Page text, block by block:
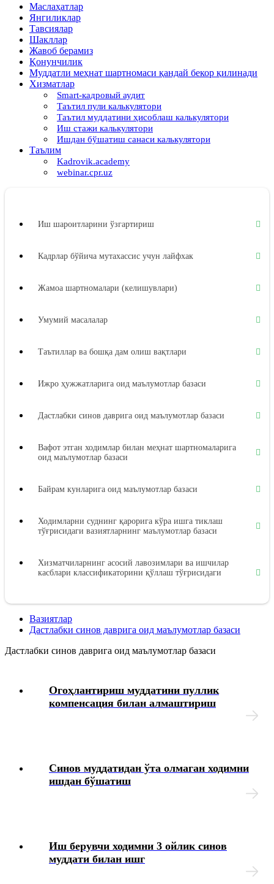
Маслаҳатлар
Янгиликлар
Тавсиялар
Шакллар
Жавоб берамиз
Қонунчилик
Муддатли меҳнат шартномаси қандай бекор қилинади
Хизматлар
Smart-кадровый аудит
Таътил пули калькулятори
Таътил муддатини ҳисоблаш калькулятори
Иш стажи калькулятори
Ишдан бўшатиш санаси калькулятори
Таълим
Kadrovik.academy
webinar.cpr.uz
Иш шароитларини ўзгартириш
Кадрлар бўйича мутахассис учун лайфхак
Жамоа шартномалари (келишувлари)
Умумий масалалар
Таътиллар ва бошқа дам олиш вақтлари
Ижро ҳужжатларига оид маълумотлар базаси
Дастлабки синов даврига оид маълумотлар базаси
Вафот этган ходимлар билан меҳнат шартномаларига
оид маълумотлар базаси
Байрам кунларига оид маълумотлар базаси
Ходимларни суднинг қарорига кўра ишга тиклаш
тўғрисидаги вазиятларнинг маълумотлар базаси
Хизматчиларнинг асосий лавозимлари ва ишчилар
касблари классификаторини қўллаш тўғрисидаги
тўғрисидаги вазиятларнинг маълумотлар базаси
Иш берувчидан зарарни ундиришга оид маълумотлар
Янги Меҳнат кодекси
Меҳнат дафтарчасига иш ва ўқиш даврларига оид
вазиятларнинг маълумотлар базаси
Вазиятлар
Дастлабки синов даврига оид маълумотлар базаси
Дастлабки синов даврига оид маълумотлар базаси
Огоҳлантириш муддатини пуллик
компенсация билан алмаштириш
Синов муддатидан ўта олмаган ходимни
ишдан бўшатиш
Иш берувчи ходимни 3 ойлик синов
муддати билан ишг